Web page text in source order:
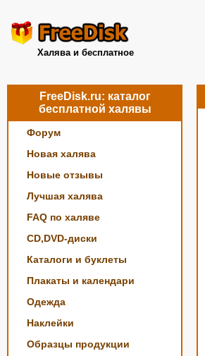
Халява и бесплатное
FreeDisk.ru: каталог
бесплатной халявы
Форум
Новая халява
Новые отзывы
Лучшая халява
FAQ по халяве
CD,DVD-диски
Каталоги и буклеты
Плакаты и календари
Одежда
Наклейки
Образцы продукции